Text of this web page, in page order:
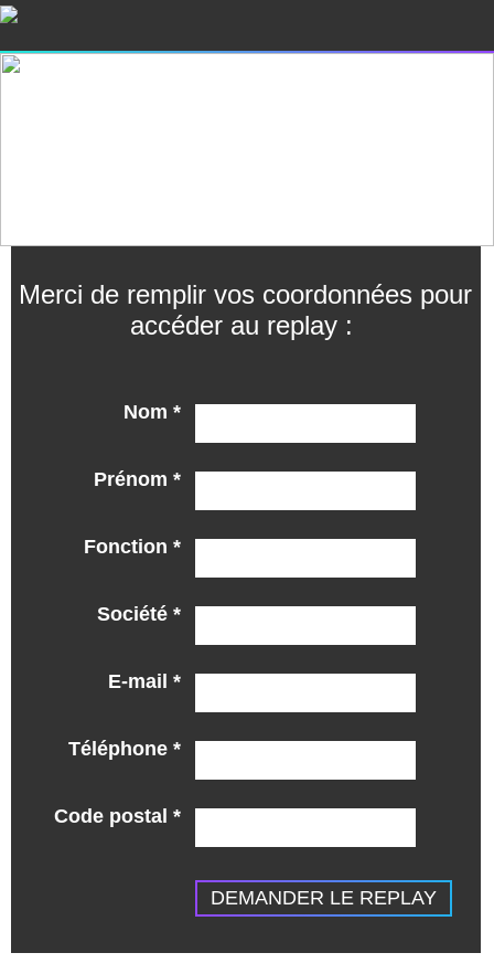
Merci de remplir vos coordonnées pour
accéder au replay :
Nom *
Prénom *
Fonction *
Société *
E-mail *
Téléphone *
Code postal *